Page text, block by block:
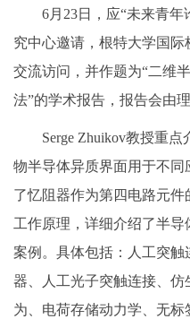
6月23日，应“未来青
究中心邀请，根特大学国际
交流访问，并作题为“二维
法”的学术报告，报告会由
Serge Zhuikov教授重
物半导体异质界面用于不
了忆阻器作为第四电路元
工作原理，详细介绍了半
案例。具体包括：人工突
器、人工光子突触连接、
为、电荷存储动力学、无